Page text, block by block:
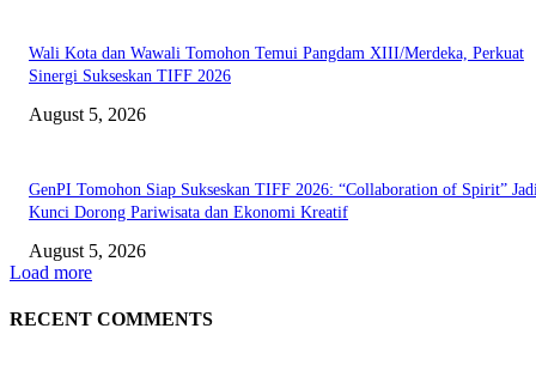
Wali Kota dan Wawali Tomohon Temui Pangdam XIII/Merdeka, Perkuat
Sinergi Sukseskan TIFF 2026
August 5, 2026
GenPI Tomohon Siap Sukseskan TIFF 2026: “Collaboration of Spirit”
Kunci Dorong Pariwisata dan Ekonomi Kreatif
August 5, 2026
Load more
RECENT COMMENTS